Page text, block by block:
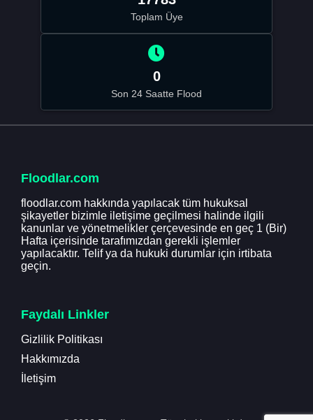
Toplam Üye
0
Son 24 Saatte Flood
Floodlar.com
floodlar.com hakkında yapılacak tüm hukuksal
şikayetler bizimle iletişime geçilmesi halinde ilgili
kanunlar ve yönetmelikler çerçevesinde en geç 1 (Bir)
Hafta içerisinde tarafımızdan gerekli işlemler
yapılacaktır. Telif ya da hukuki durumlar için irtibata
geçin.
Faydalı Linkler
Gizlilik Politikası
Hakkımızda
İletişim